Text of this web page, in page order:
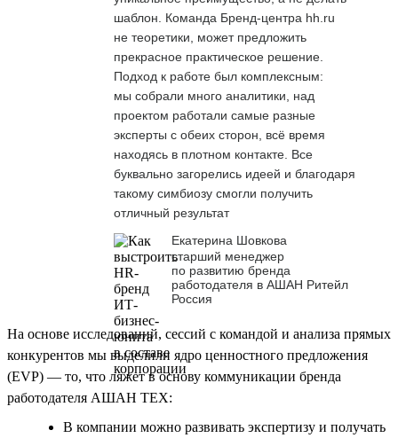
шаблон. Команда Бренд-центра hh.ru
не теоретики, может предложить
прекрасное практическое решение.
Подход к работе был комплексным:
мы собрали много аналитики, над
проектом работали самые разные
эксперты с обеих сторон, всё время
находясь в плотном контакте. Все
буквально загорелись идеей и благодаря
такому симбиозу смогли получить
отличный результат
Екатерина Шовкова
старший менеджер
по развитию бренда
работодателя в АШАН Ритейл
Россия
На основе исследований, сессий с командой и анализа прямых
конкурентов мы выделили ядро ценностного предложения
(EVP) — то, что ляжет в основу коммуникации бренда
работодателя АШАН ТЕХ:
В компании можно развивать экспертизу и получать